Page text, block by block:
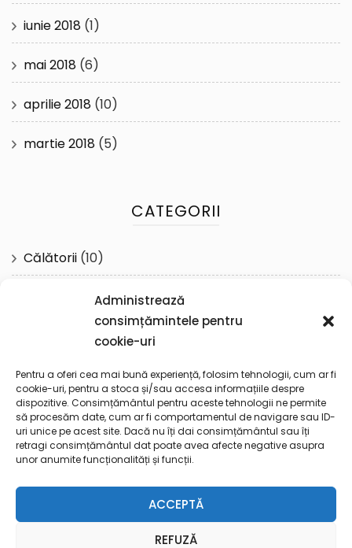
Administrează
consimțămintele pentru
cookie-uri
Pentru a oferi cea mai bună experiență, folosim tehnologii, cum ar fi
cookie-uri, pentru a stoca și/sau accesa informațiile despre
dispozitive. Consimțământul pentru aceste tehnologii ne permite
să procesăm date, cum ar fi comportamentul de navigare sau ID-
uri unice pe acest site. Dacă nu îți dai consimțământul sau îți
retragi consimțământul dat poate avea afecte negative asupra
unor anumite funcționalități și funcții.
ACCEPTĂ
REFUZĂ
iunie 2018 (1)
mai 2018 (6)
aprilie 2018 (10)
martie 2018 (5)
CATEGORII
Călătorii (10)
(61)
(57)
Spiritualitate(19)
Toto(1)
Uncategorized(3)